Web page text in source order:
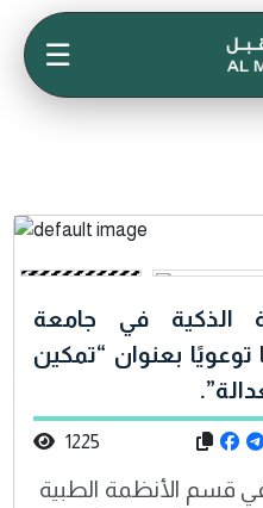
☰
الذكية في جامعة
بعنوان “تمكين
1225
قسم الأنظمة الطبية